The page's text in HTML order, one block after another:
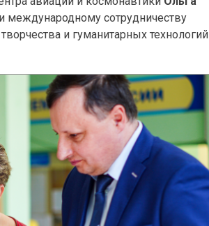
международному сотрудничеству
и гуманитарных технологий